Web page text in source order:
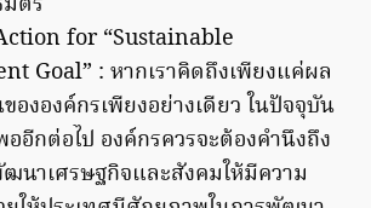
for “Sustainable
Goal” : หากเราคิดถึงเพียงแค่ผล
ององค์กรเพียงอย่างเดียว ในปัจจุบัน
ออีกต่อไป องค์กรควรจะต้องคำนึงถึง
นาเศรษฐกิจและสังคมให้มีความ